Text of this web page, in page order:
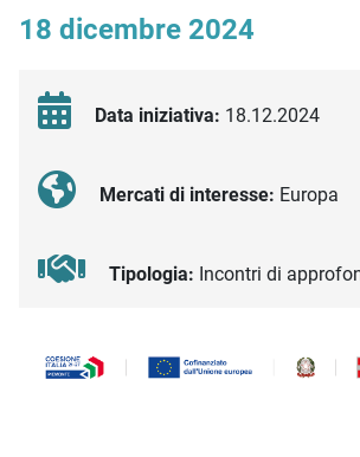
18 dicembre 2024
Data iniziativa: 18.12.2024
Mercati di interesse: Europa
Tipologia: Incontri di